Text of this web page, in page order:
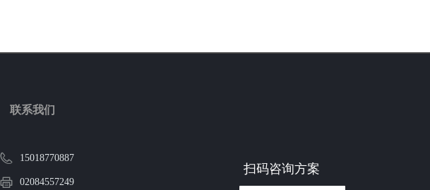
扫码咨询方案
15018770887
02084557249
联系我们